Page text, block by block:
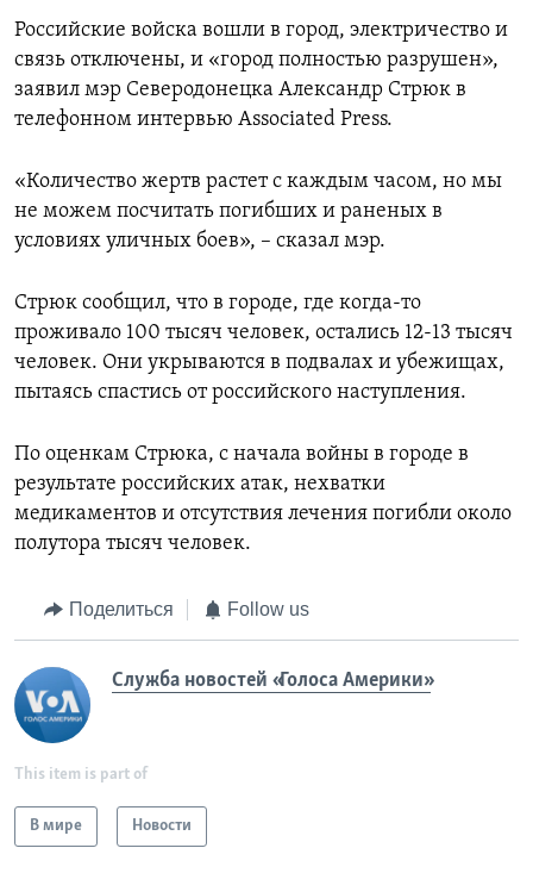
Российские войска вошли в город, электричество и
связь отключены, и «город полностью разрушен»,
заявил мэр Северодонецка Александр Стрюк в
телефонном интервью Associated Press.
«Количество жертв растет с каждым часом, но мы
не можем посчитать погибших и раненых в
условиях уличных боев», – сказал мэр.
Стрюк сообщил, что в городе, где когда-то
проживало 100 тысяч человек, остались 12-13 тысяч
человек. Они укрываются в подвалах и убежищах,
пытаясь спастись от российского наступления.
По оценкам Стрюка, с начала войны в городе в
результате российских атак, нехватки
медикаментов и отсутствия лечения погибли около
полутора тысяч человек.
Поделиться Follow us
Служба новостей «Голоса Америки»
This item is part of
В мире Новости